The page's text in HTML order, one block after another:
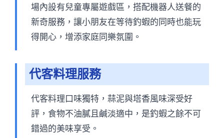
場內設有兒童專屬遊戲區，搭配機器人送餐的
新奇服務，讓小朋友在等待釣蝦的同時也能玩
得開心，增添家庭同樂氛圍。
代客料理服務
代客料理口味獨特，蒜泥與塔香風味深受好
評，食物不油膩且鹹淡適中，是釣蝦之餘不可
錯過的美味享受。